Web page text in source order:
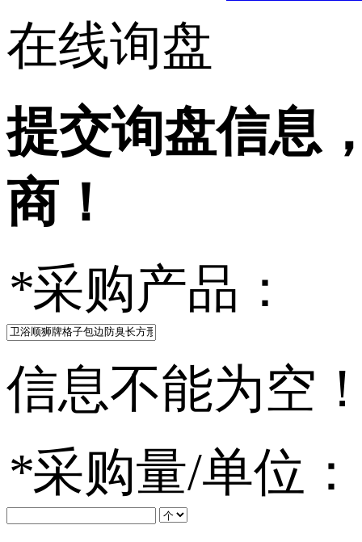
在线询盘
提交询盘信息
商！
*采购产品：
信息不能为空
*采购量/单位：